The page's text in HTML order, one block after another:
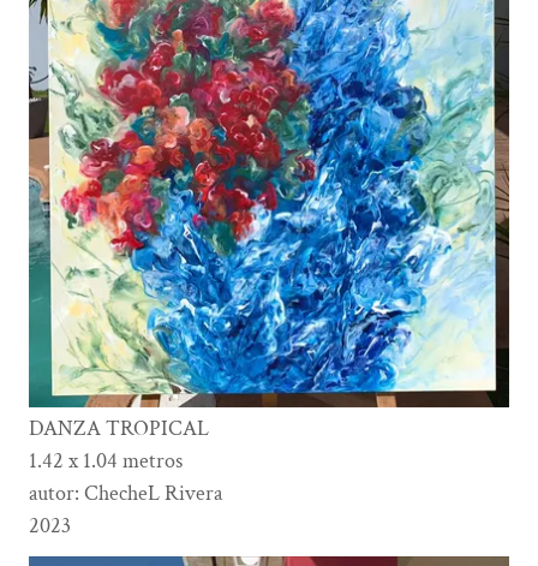
DANZA TROPICAL
1.42 x 1.04 metros
autor: ChecheL Rivera
2023